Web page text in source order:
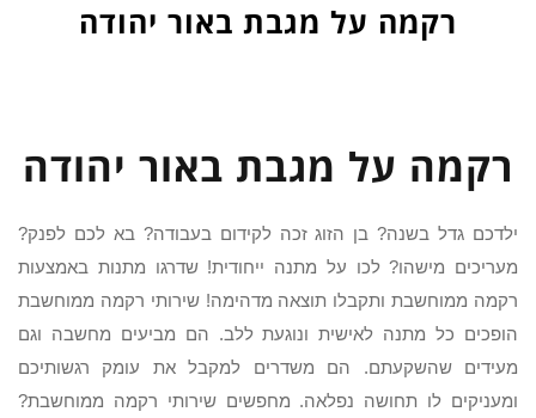
רקמה על מגבת באור יהודה
רקמה על מגבת באור יהודה
ילדכם גדל בשנה? בן הזוג זכה לקידום בעבודה? בא לכם לפנק?
מעריכים מישהו? לכו על מתנה ייחודית! שדרגו מתנות באמצעות
רקמה ממוחשבת ותקבלו תוצאה מדהימה! שירותי רקמה ממוחשבת
הופכים כל מתנה לאישית ונוגעת ללב. הם מביעים מחשבה וגם
מעידים שהשקעתם. הם משדרים למקבל את עומק רגשותיכם
ומעניקים לו תחושה נפלאה. מחפשים שירותי רקמה ממוחשבת?